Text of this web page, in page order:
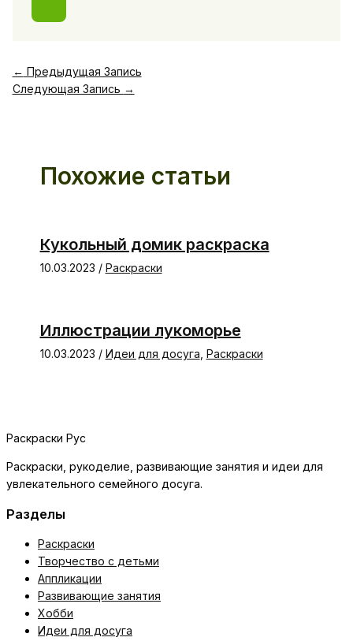
← Предыдущая Запись
Следующая Запись →
Похожие статьи
Кукольный домик раскраска
10.03.2023 / Раскраски
Иллюстрации лукоморье
10.03.2023 / Идеи для досуга Раскраски
Раскраски Рус
Раскраски, рукоделие, развивающие занятия и идеи для
увлекательного семейного досуга.
Разделы
Раскраски
Творчество с детьми
Аппликации
Развивающие занятия
Хобби
Идеи для досуга